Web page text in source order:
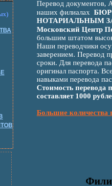
Перевод документов,
наших филиалах
НОТАРИАЛЬНЫМ
Московский Центр
большим штатом
Наши переводчики
заверением. Перевод
сроки. Для перевода
оригинал паспорта.
навыками перевода
Стоимость перевода
составляет 1000
Большие количества